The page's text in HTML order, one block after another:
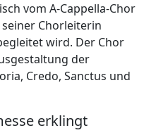
vom A-Cappella-Chor
Chorleiterin
wird. Der Chor
der
Credo, Sanctus und
erklingt